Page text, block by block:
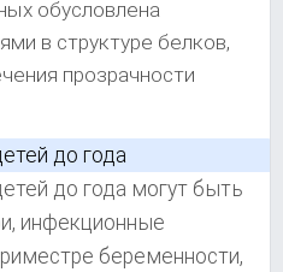
обусловлена
в структуре белков,
прозрачности
до года
до года могут быть
инфекционные
беременности,